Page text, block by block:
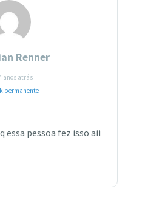
Renner
anos atrás
permanente
essa pessoa fez isso aii